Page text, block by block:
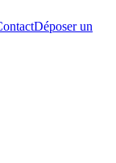
Déposer un